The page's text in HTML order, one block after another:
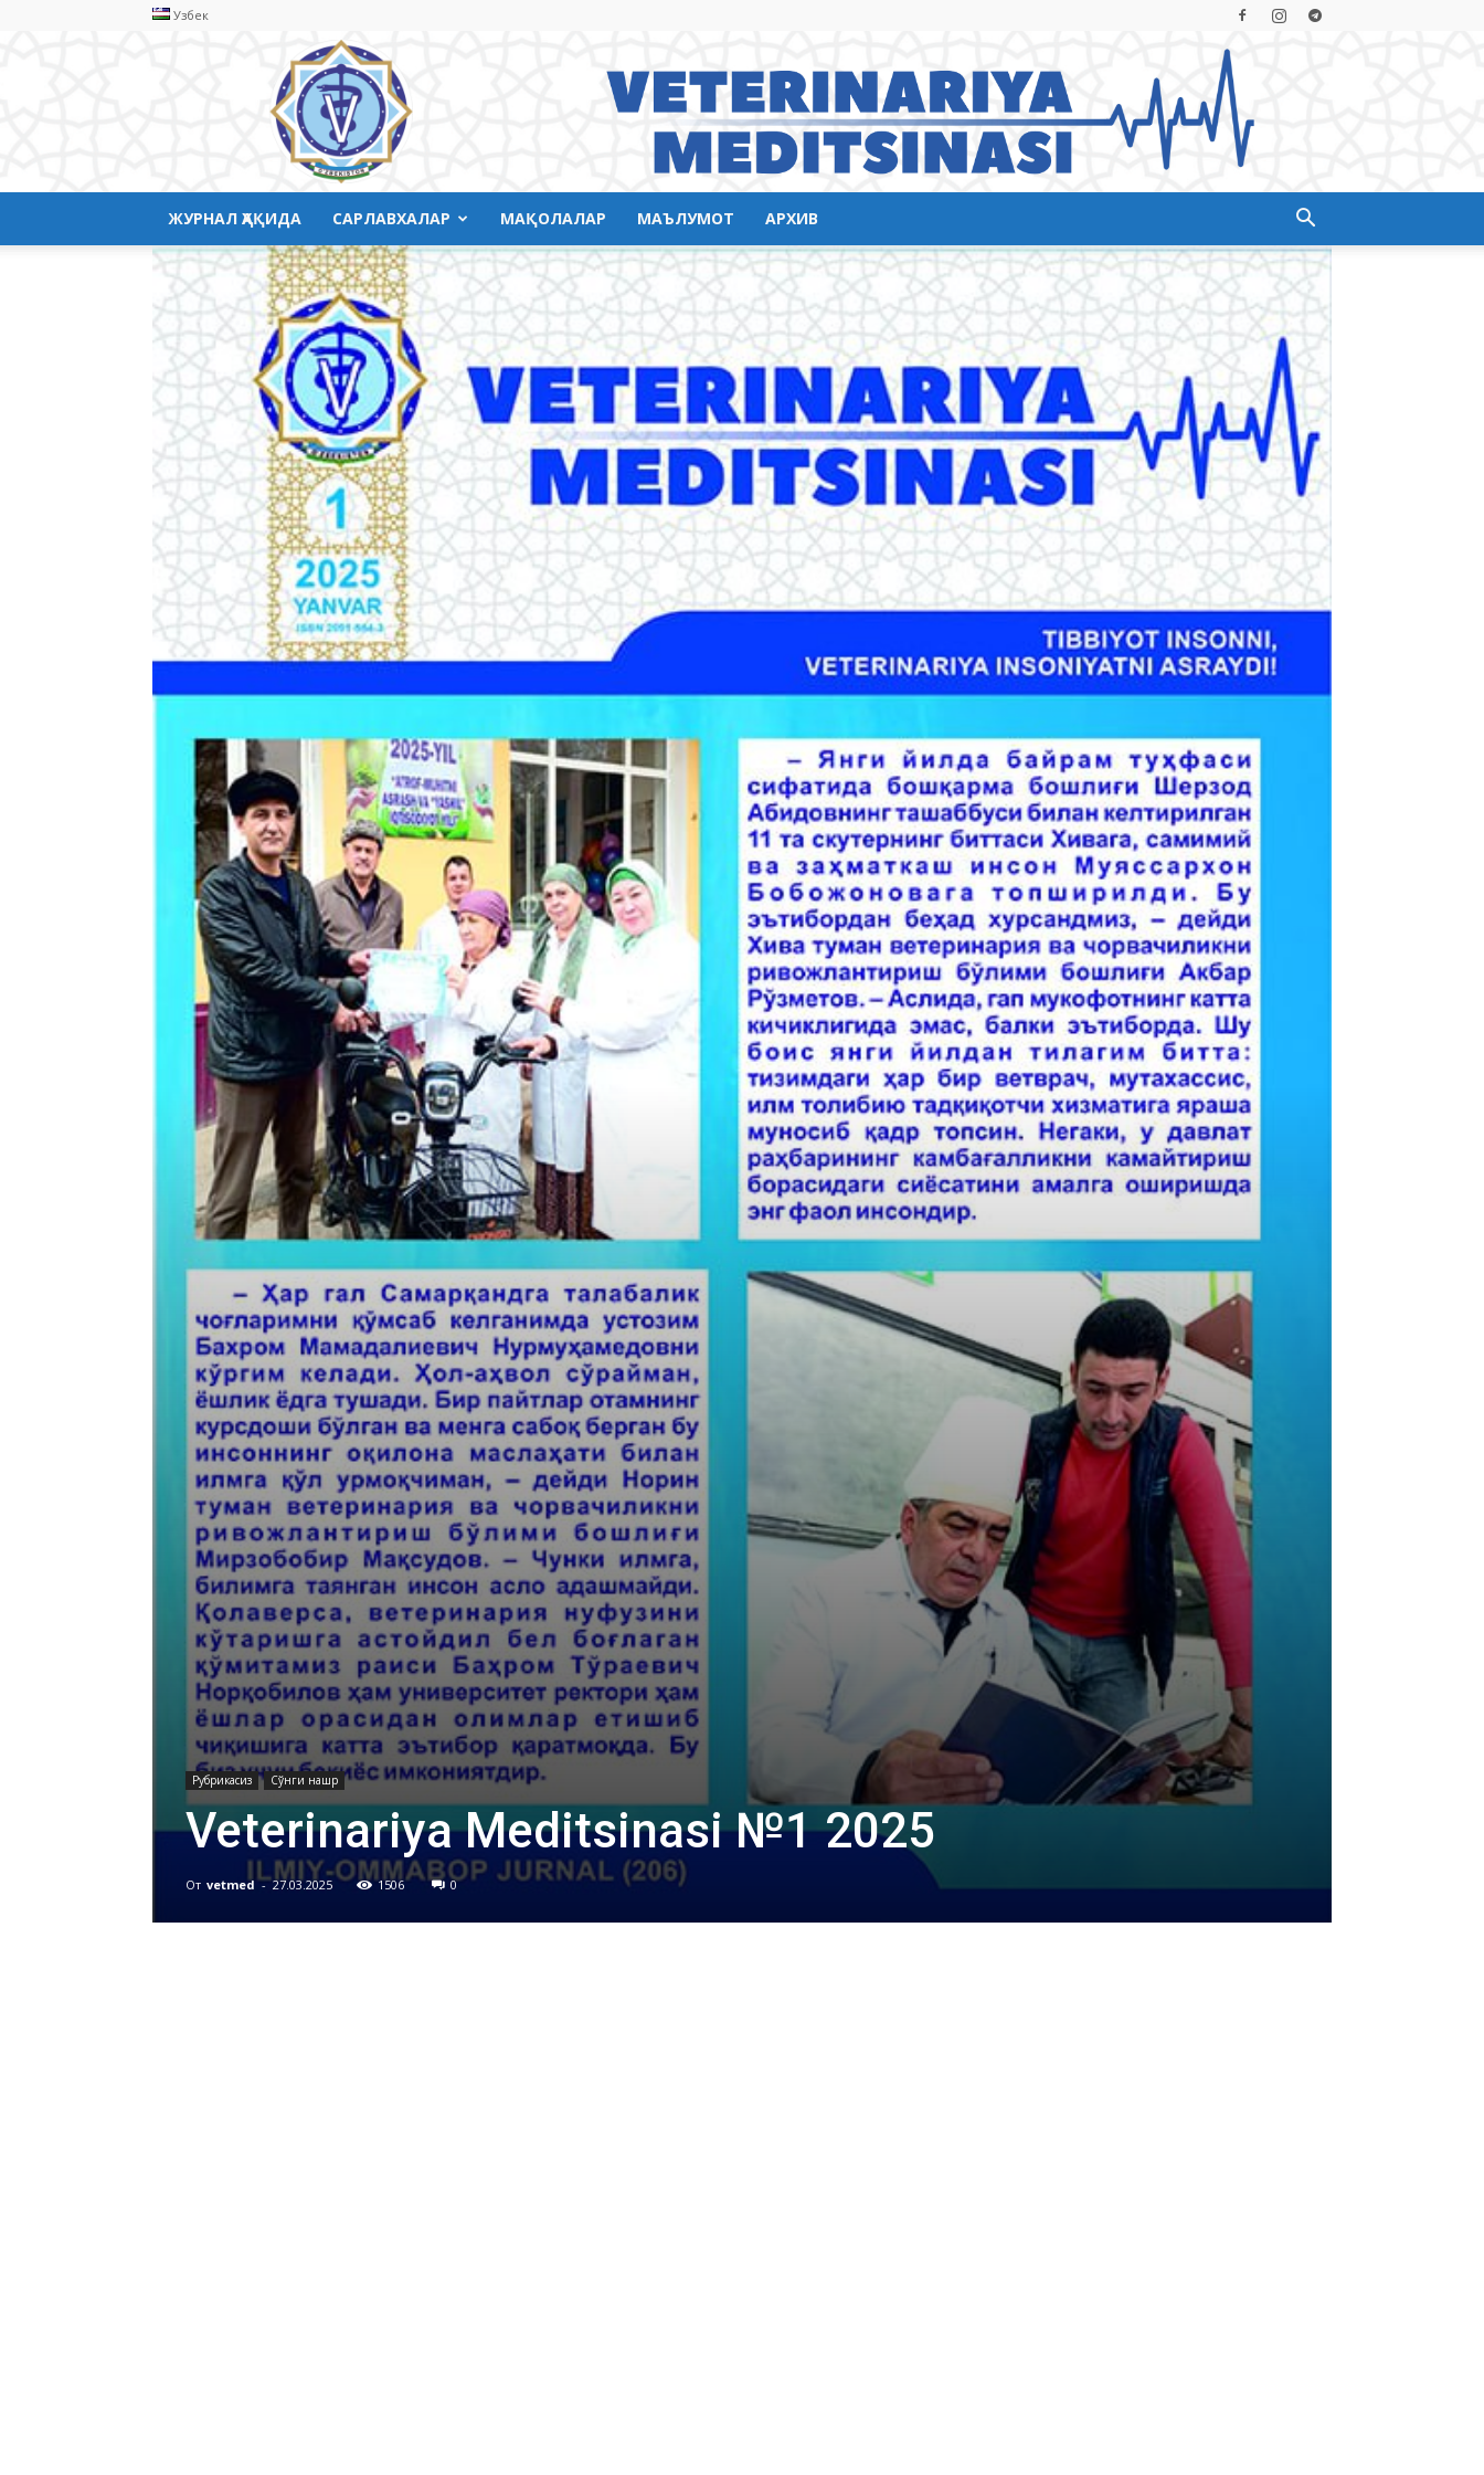
Узбек
Ветеринария
медицинаси
ЖУРНАЛ ҲАҚИДА САРЛАВХАЛАР МАҚОЛАЛАР МАЪЛУМОТ АРХИВ
Рубрикасиз Сўнги нашр
Veterinariya Meditsinasi №1 2025
От vetmed - 27.03.2025 1506 0